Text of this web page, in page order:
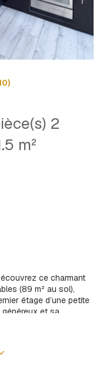
chambre(s) 81.5 m²
ce charmant
(89 m² au sol),
étage d’une petite
et sa
sur un salon-